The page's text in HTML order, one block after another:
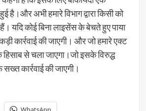
है।और अभी हमारे विभाग द्वारा किसी को
यदि कोई बिना लाइसेंस के बेचते हुए पाया
कार्रवाई की जाएगी। और जो हमारे एक्ट
से चला जाएगा।जो इसके विरुद्ध
कार्रवाई की जाएगी।